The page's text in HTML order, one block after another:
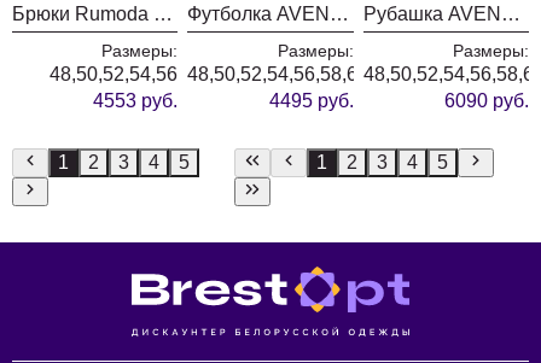
Брюки Rumoda 2289 черные
Размеры:
48,50,52,54,56
4553 руб.
Футболка AVENUE 0339-1
Размеры:
48,50,52,54,56,58,60,62,64,66,68,70,72
4495 руб.
Рубашка AVENUE 0321-3
Размеры:
6090 руб.
1 2 3 4 5 1 2 3 4 5